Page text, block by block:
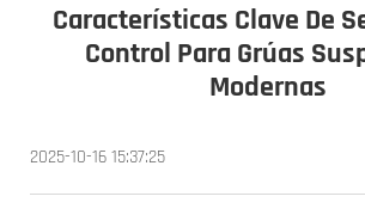
Características Clave De
Control Para Grúas
Modernas
2025-10-16 15:37:25